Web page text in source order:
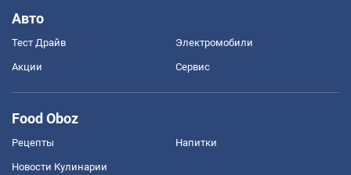
Авто
Тест Драйв Электромобили
Акции Сервис
Food Oboz
Рецепты Напитки
Новости Кулинарии